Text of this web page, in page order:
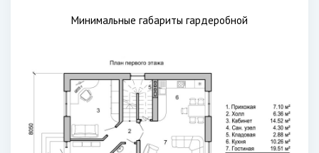
Минимальные габариты гардеробной